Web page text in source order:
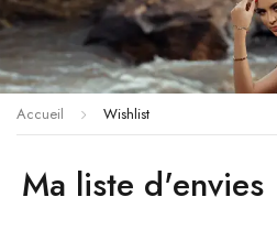
Accueil Wishlist
Ma liste d'envies